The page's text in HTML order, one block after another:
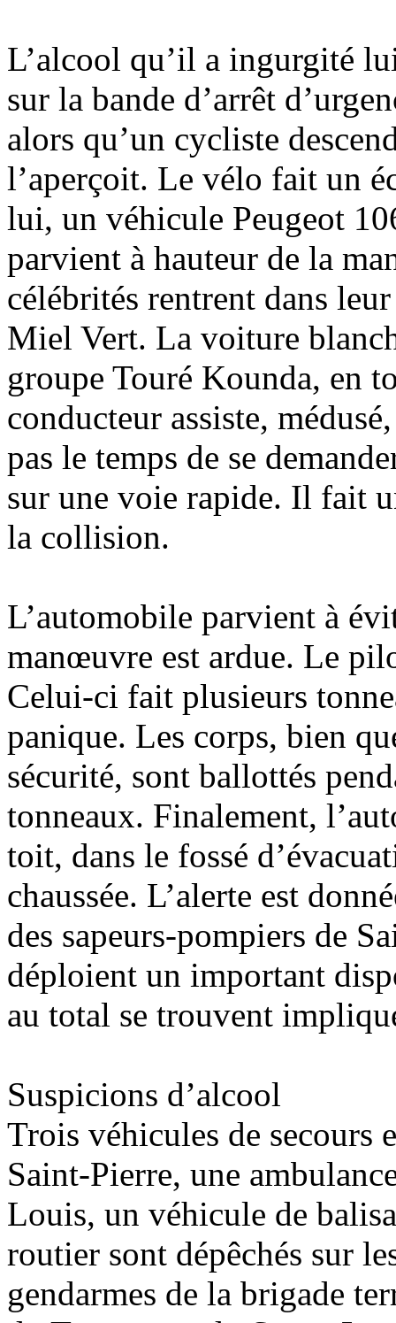
L’alcool qu’il a ingurgité
sur la bande d’arrêt
alors qu’un cycliste
l’aperçoit. Le vélo fait un
lui, un véhicule Peugeot
parvient à hauteur de la
célébrités rentrent dans
Miel Vert. La voiture
groupe Touré Kounda, en
conducteur assiste,
pas le temps de se
sur une voie rapide. Il fait
la collision.
L’automobile parvient à
manœuvre est ardue. Le
Celui-ci fait plusieurs
panique. Les corps, bien
sécurité, sont ballottés
tonneaux. Finalement,
toit, dans le fossé
chaussée. L’alerte est
des sapeurs-pompiers de
déploient un important
au total se trouvent
Suspicions d’alcool
Trois véhicules de secours
Saint-Pierre, une
Louis, un véhicule de
routier sont dépêchés sur
gendarmes de la brigade